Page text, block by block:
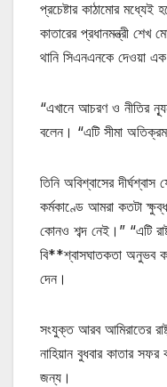
প্রচেষ্টার কাঠামোর মধ্যেই
কাতারের প্রধানমন্ত্রী
থানি সিএনএনকে দেওয়া
“এখানে আচরণ ও নীতির
বলেন। “এটি সীমা
তিনি অবিশ্বাসের
কর্মকাণ্ডে আমরা কতটা
কোনও শব্দ নেই।” “এটি
বি**শ্বাসঘাতকতা অনুভব
দেন।
সংযুক্ত আরব আমিরাতের
নাহিয়ান বুধবার কাতার
জন্য।